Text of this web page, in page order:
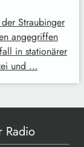
Straubinger
angegriffen
in stationärer
und …
Radio